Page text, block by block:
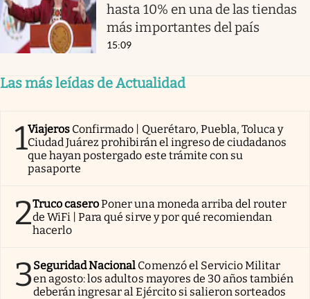
hasta 10% en una de las tiendas
más importantes del país
15:09
Las más leídas de Actualidad
1Viajeros Confirmado | Querétaro, Puebla, Toluca y
Ciudad Juárez prohibirán el ingreso de ciudadanos
que hayan postergado este trámite con su
pasaporte
2Truco caseroPoner una moneda arriba del router
de WiFi | Para qué sirve y por qué recomiendan
hacerlo
3Seguridad Nacional Comenzó el Servicio Militar
en agosto: los adultos mayores de 30 años también
deberán ingresar al Ejército si salieron sorteados